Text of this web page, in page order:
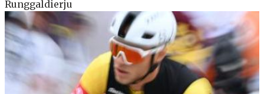
Runggaldierju